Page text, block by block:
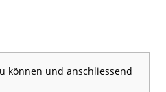
können und anschliessend